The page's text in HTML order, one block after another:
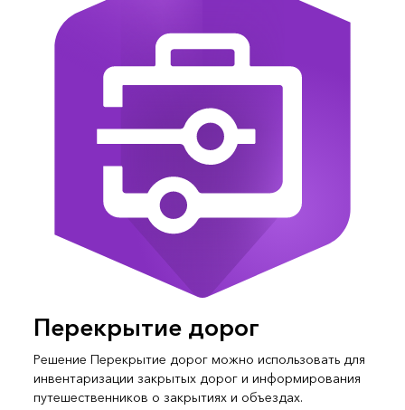
Перекрытие дорог
Решение Перекрытие дорог можно использовать для
инвентаризации закрытых дорог и информирования
путешественников о закрытиях и объездах.